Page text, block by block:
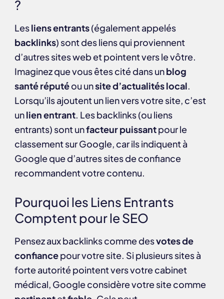
?
Lesliens entrants(également appelés
backlinks) sont des liens qui proviennent
d’autres sites web et pointent vers le vôtre.
Imaginez que vous êtes cité dans unblog
santé réputéou unsite d’actualités local.
Lorsqu’ils ajoutent un lien vers votre site, c’est
unlien entrant. Les backlinks (ou liens
entrants) sont unfacteur puissantpour le
classement sur Google, car ils indiquent à
Google que d’autres sites de confiance
recommandent votre contenu.
Pourquoi les Liens Entrants
Comptent pour le SEO
Pensez aux backlinks comme desvotes de
confiancepour votre site. Si plusieurs sites à
forte autorité pointent vers votre cabinet
médical, Google considère votre site comme